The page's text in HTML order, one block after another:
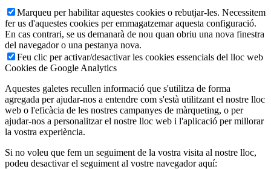
Marqueu per habilitar aquestes cookies o rebutjar-les. Necessitem
fer us d'aquestes cookies per emmagatzemar aquesta configuració.
En cas contrari, se us demanarà de nou quan obriu una nova finestra
del navegador o una pestanya nova.
Feu clic per activar/desactivar les cookies essencials del lloc web
Cookies de Google Analytics
Aquestes galetes recullen informació que s'utilitza de forma
agregada per ajudar-nos a entendre com s'està utilitzant el nostre lloc
web o l'eficàcia de les nostres campanyes de màrqueting, o per
ajudar-nos a personalitzar el nostre lloc web i l'aplicació per millorar
la vostra experiència.
Si no voleu que fem un seguiment de la vostra visita al nostre lloc,
podeu desactivar el seguiment al vostre navegador aquí: